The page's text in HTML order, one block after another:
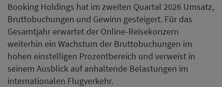
Booking Holdings hat im zweiten Quartal 2026 Umsatz,
Bruttobuchungen und Gewinn gesteigert. Für das
Gesamtjahr erwartet der Online-Reisekonzern
weiterhin ein Wachstum der Bruttobuchungen im
hohen einstelligen Prozentbereich und verweist in
seinem Ausblick auf anhaltende Belastungen im
internationalen Flugverkehr.